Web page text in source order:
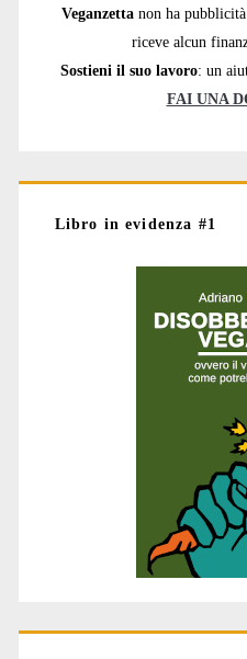
Veganzetta non ha
riceve alcun
Sostieni il suo lavoro: un
FAI UNA
Libro in evidenza #1